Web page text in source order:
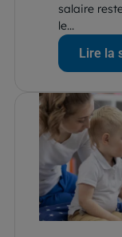
salaire
le...
Lire la